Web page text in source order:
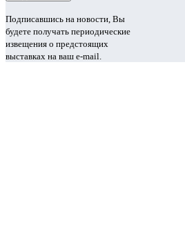
Подписавшись на новости, Вы
будете получать периодические
извещения о предстоящих
выставках на ваш e-mail.